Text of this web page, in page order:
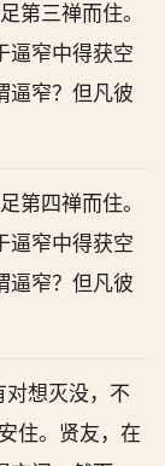
第三禅而住。
逼窄中得获空
逼窄？但凡彼
第四禅而住。
逼窄中得获空
逼窄？但凡彼
想灭没，不
住。贤友，在